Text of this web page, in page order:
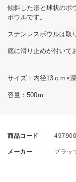
商品コード
メーカー プラッ
傾斜した形と球状のボ
ボウルです。
ステンレスボウルは取
底に滑り止めが付いて
サイズ：内径13ｃｍ×
容量：500ｍｌ